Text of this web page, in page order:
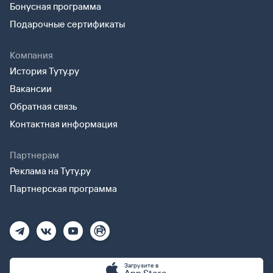
Бонусная программа
Подарочные сертификаты
Компания
История Туту.ру
Вакансии
Обратная связь
Контактная информация
Партнерам
Реклама на Туту.ру
Партнерская программа
Загрузите в